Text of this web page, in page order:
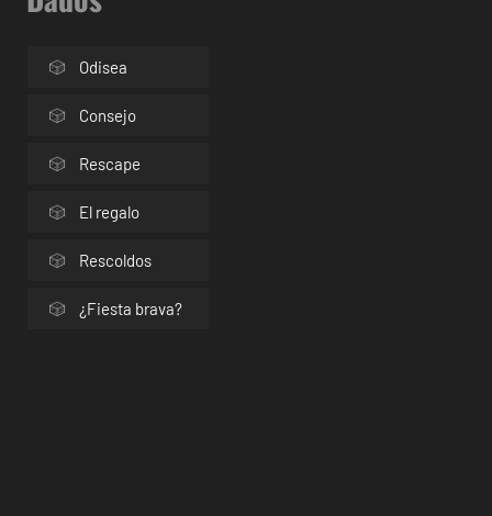
Odisea
Consejo
Rescape
El regalo
Rescoldos
¿Fiesta brava?